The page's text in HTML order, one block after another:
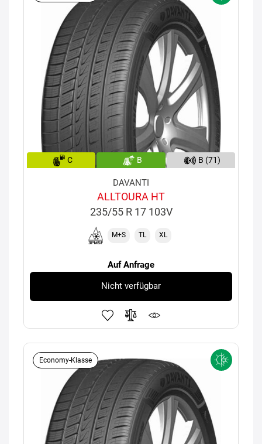
C B B (71)
DAVANTI
ALLTOURA HT
235/55 R 17 103V
M+S TL XL
Auf Anfrage
Nicht verfügbar
Economy-Klasse